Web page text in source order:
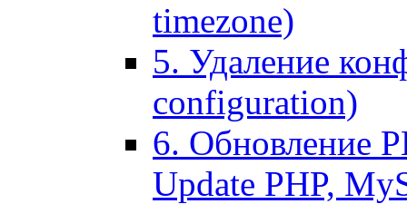
timezone)
5. Удаление
configuration)
6. Обновление
Update PHP,